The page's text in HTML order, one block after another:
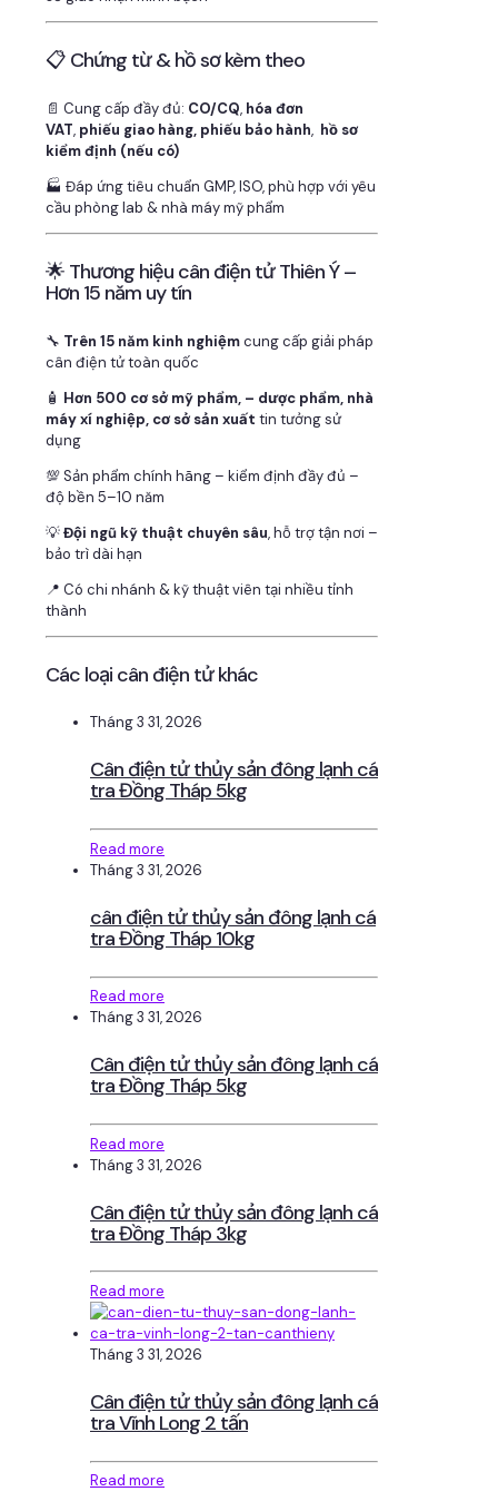
📋 Chứng từ & hồ sơ kèm theo
📄 Cung cấp đầy đủ: CO/CQ, hóa đơn
VAT, phiếu giao hàng, phiếu bảo hành, hồ sơ
kiểm định (nếu có)
🏭 Đáp ứng tiêu chuẩn GMP, ISO, phù hợp với yêu
cầu phòng lab & nhà máy mỹ phẩm
🌟 Thương hiệu cân điện tử Thiên Ý –
Hơn 15 năm uy tín
🔧 Trên 15 năm kinh nghiệmcung cấp giải pháp
cân điện tử toàn quốc
🧴 Hơn 500 cơ sở mỹ phẩm, – dược phẩm, nhà
máy xí nghiệp, cơ sở sản xuất tin tưởng sử
dụng
💯 Sản phẩm chính hãng – kiểm định đầy đủ –
độ bền 5–10 năm
💡Đội ngũ kỹ thuật chuyên sâu, hỗ trợ tận nơi –
bảo trì dài hạn
📍 Có chi nhánh & kỹ thuật viên tại nhiều tỉnh
thành
Các loại cân điện tử khác
Tháng 3 31, 2026
Cân điện tử thủy sản đông lạnh cá
tra Đồng Tháp 5kg
Read more
Tháng 3 31, 2026
cân điện tử thủy sản đông lạnh cá
tra Đồng Tháp 10kg
Read more
Tháng 3 31, 2026
Cân điện tử thủy sản đông lạnh cá
tra Đồng Tháp 5kg
Read more
Tháng 3 31, 2026
Cân điện tử thủy sản đông lạnh cá
tra Đồng Tháp 3kg
Read more
Tháng 3 31, 2026
Cân điện tử thủy sản đông lạnh cá
tra Vĩnh Long 2 tấn
Read more